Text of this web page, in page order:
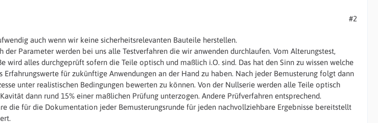
#2
auch wenn wir keine sicherheitsrelevanten Bauteile herstellen.
der Parameter werden bei uns alle Testverfahren die wir anwenden durchlaufen. Vom Alterungstest,
wird alles durchgeprüft sofern die Teile optisch und maßlich i.O. sind. Das hat den Sinn zu wissen welche
für zukünftige Anwendungen an der Hand zu haben. Nach jeder Bemusterung folgt dann
unter realistischen Bedingungen bewerten zu können. Von der Nullserie werden alle Teile optisch
dann rund 15% einer maßlichen Prüfung unterzogen. Andere Prüfverfahren entsprechend.
die für die Dokumentation jeder Bemusterungsrunde für jeden nachvollziehbare Ergebnisse bereitstellt